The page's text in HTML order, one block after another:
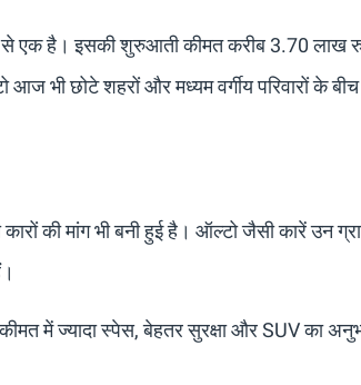
से एक है। इसकी शुरुआती कीमत करीब 3.70 लाख
भी छोटे शहरों और मध्यम वर्गीय परिवारों के
की मांग भी बनी हुई है। ऑल्टो जैसी कारें उन
में ज्यादा स्पेस, बेहतर सुरक्षा और SUV का